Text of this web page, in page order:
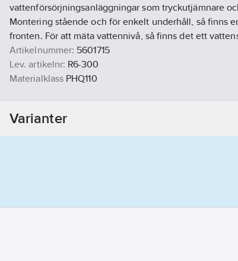
vattenförsörjningsanläggningar som tryckutjämnare
Montering stående och för enkelt underhåll, så finns
fronten. För att mäta vattennivå, så finns det ett
Artikelnummer: 5601715
Lev. artikelnr: R6-300
Materialklass PHQ110
Varianter